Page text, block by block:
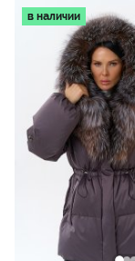
в наличии